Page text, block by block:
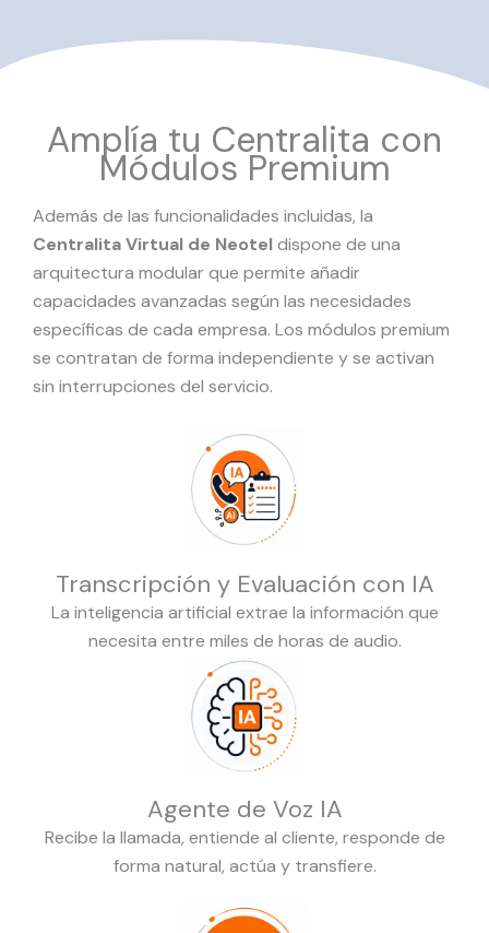
Amplía tu Centralita con
Módulos Premium
Además de las funcionalidades incluidas, la
Centralita Virtual de Neoteldispone de una
arquitectura modular que permite añadir
capacidades avanzadas según las necesidades
específicas de cada empresa. Los módulos premium
se contratan de forma independiente y se activan
sin interrupciones del servicio.
Transcripción y Evaluación con IA
La inteligencia artificial extrae la información que
necesita entre miles de horas de audio.
Agente de Voz IA
Recibe la llamada, entiende al cliente, responde de
forma natural, actúa y transfiere.